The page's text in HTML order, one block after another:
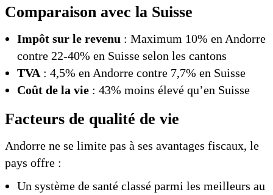
Comparaison avec la Suisse
Impôt sur le revenu : Maximum 10% en Andorre
contre 22-40% en Suisse selon les cantons
TVA: 4,5% en Andorre contre 7,7% en Suisse
Coût de la vie: 43% moins élevé qu’en Suisse
Facteurs de qualité de vie
Andorre ne se limite pas à ses avantages fiscaux, le
pays offre :
Un système de santé classé parmi les meilleurs au